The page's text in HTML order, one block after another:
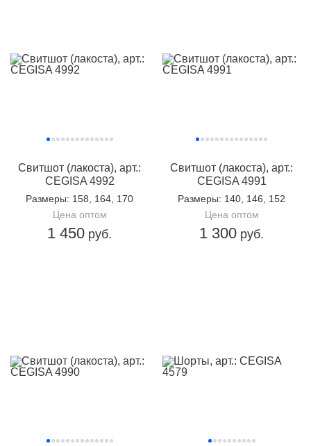
Свитшот (лакоста), арт.:
CEGISA 4992
Размеры: 158, 164, 170
Цена оптом
1 450 руб.
Свитшот (лакоста), арт.:
CEGISA 4991
Размеры: 140, 146, 152
Цена оптом
1 300 руб.